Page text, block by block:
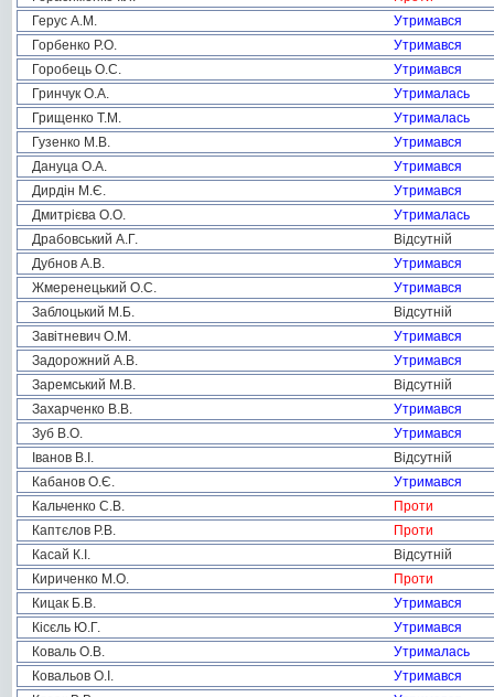
Герус А.М.
Утримався
Горбенко Р.О.
Утримався
Горобець О.С.
Утримався
Гринчук О.А.
Утрималась
Грищенко Т.М.
Утрималась
Гузенко М.В.
Утримався
Дануца О.А.
Утримався
Дирдін М.Є.
Утримався
Дмитрієва О.О.
Утрималась
Драбовський А.Г.
Відсутній
Дубнов А.В.
Утримався
Жмеренецький О.С.
Утримався
Заблоцький М.Б.
Відсутній
Завітневич О.М.
Утримався
Задорожний А.В.
Утримався
Заремський М.В.
Відсутній
Захарченко В.В.
Утримався
Зуб В.О.
Утримався
Іванов В.І.
Відсутній
Кабанов О.Є.
Утримався
Кальченко С.В.
Проти
Каптєлов Р.В.
Проти
Касай К.І.
Відсутній
Кириченко М.О.
Проти
Кицак Б.В.
Утримався
Кісєль Ю.Г.
Утримався
Коваль О.В.
Утрималась
Ковальов О.І.
Утримався